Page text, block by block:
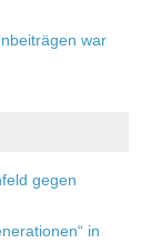
war
gegen
in